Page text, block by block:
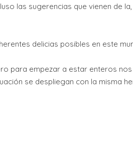
las sugerencias que vienen de
delicias posibles en este
para empezar a estar enteros
se despliegan con la misma